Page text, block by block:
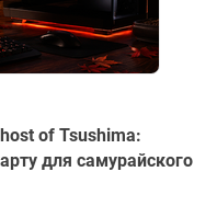
of Tsushima:
для самурайского